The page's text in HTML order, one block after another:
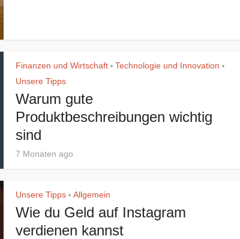
Finanzen und Wirtschaft • Technologie und Innovation •
Unsere Tipps
Warum gute
Produktbeschreibungen wichtig
sind
7 Monaten ago
Unsere Tipps • Allgemein
Wie du Geld auf Instagram
verdienen kannst